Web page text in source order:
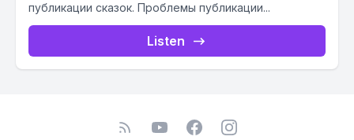
публикации сказок. Проблемы публикации...
Listen